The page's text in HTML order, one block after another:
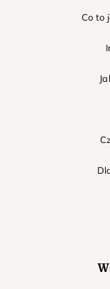
Co to